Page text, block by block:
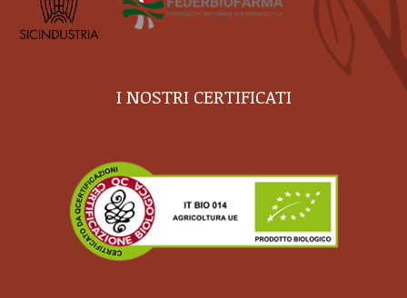
windowwindow
I NOSTRI CERTIFICATI